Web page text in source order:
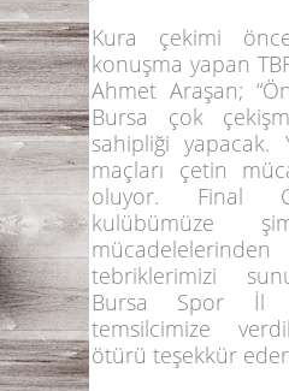
Kura çekimi
konuşma yapan
Ahmet Araşan;
Bursa çok
sahipliği yapacak.
maçları çetin
oluyor. Final
kulübümüze
tebriklerimizi
Bursa Spor
temsilcimize
ötürü teşekkür